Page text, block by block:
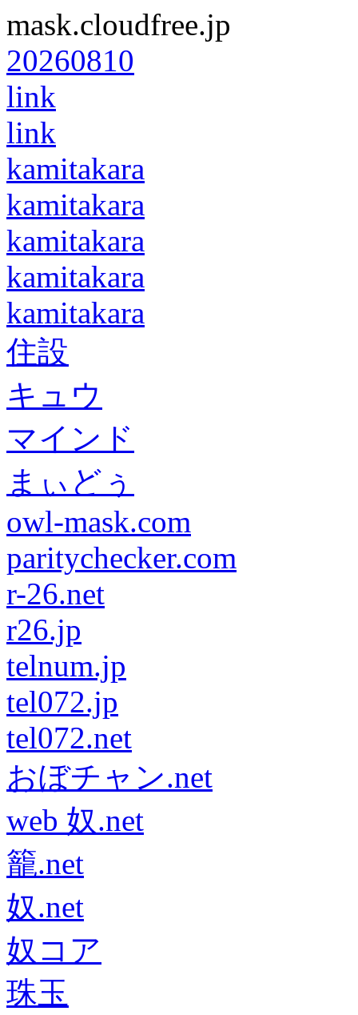
mask.cloudfree.jp
20260810
link
link
kamitakara
kamitakara
kamitakara
kamitakara
kamitakara
住設
キュウ
マインド
まぃどぅ
owl-mask.com
paritychecker.com
r-26.net
r26.jp
telnum.jp
tel072.jp
tel072.net
おぼチャン.net
web 奴.net
籠.net
奴.net
奴コア
珠玉